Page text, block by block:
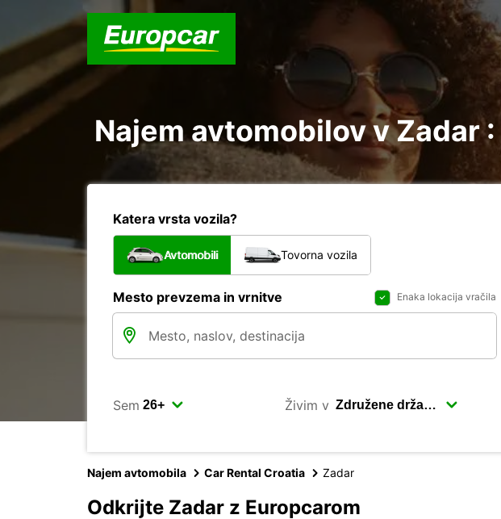
Najem avtomobilov v Zadar
Katera vrsta vozila?
Avtomobili Tovorna vozila
Mesto prevzema in vrnitve Enaka lokacija vračila
Sem Živim v
Najem avtomobila Car Rental Croatia Zadar
Odkrijte Zadar z Europcarom